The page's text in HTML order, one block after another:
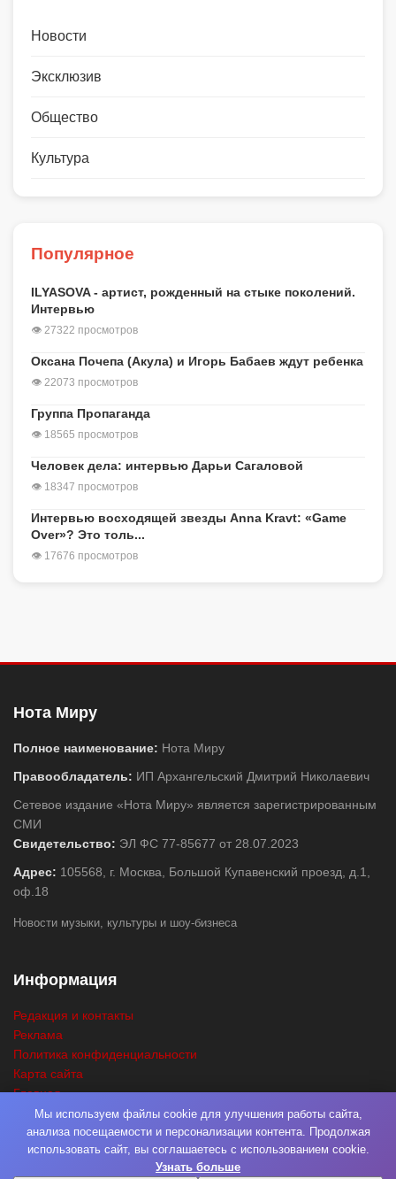
Новости
Эксклюзив
Общество
Культура
Популярное
ILYASOVA - артист, рожденный на стыке поколений.
Интервью
👁 27322 просмотров
Оксана Почепа (Акула) и Игорь Бабаев ждут ребенка
👁 22073 просмотров
Группа Пропаганда
👁 18565 просмотров
Человек дела: интервью Дарьи Сагаловой
👁 18347 просмотров
Интервью восходящей звезды Anna Kravt: «Game
Over»? Это толь...
👁 17676 просмотров
Нота Миру
Полное наименование: Нота Миру
Правообладатель: ИП Архангельский Дмитрий Николаевич
Сетевое издание «Нота Миру» является зарегистрированным
СМИ
Свидетельство: ЭЛ ФС 77-85677 от 28.07.2023
Адрес: 105568, г. Москва, Большой Купавенский проезд, д.1,
оф.18
Новости музыки, культуры и шоу-бизнеса
Информация
Редакция и контакты
Реклама
Политика конфиденциальности
Карта сайта
Главная
Поиск
© 2026Нота Миру. РазработкаФабрика Медиа Мьюзик. Все права
Мы используем файлы cookie для улучшения работы сайта,
анализа посещаемости и персонализации контента. Продолжая
использовать сайт, вы соглашаетесь с использованием cookie.
Узнать больше